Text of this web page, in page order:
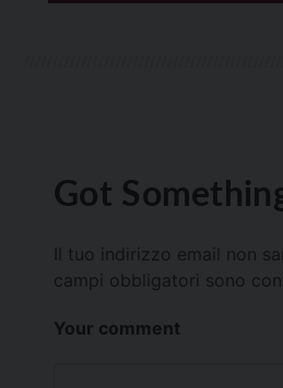
Got
Il tuo indirizzo email non
campi obbligatori sono
Your comment